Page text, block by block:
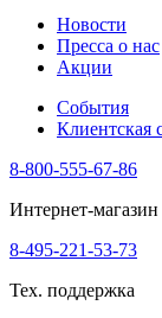
Новости
Пресса о нас
Акции
События
Клиентская
8-800-555-67-86
Интернет-магазин
8-495-221-53-73
Тех. поддержка